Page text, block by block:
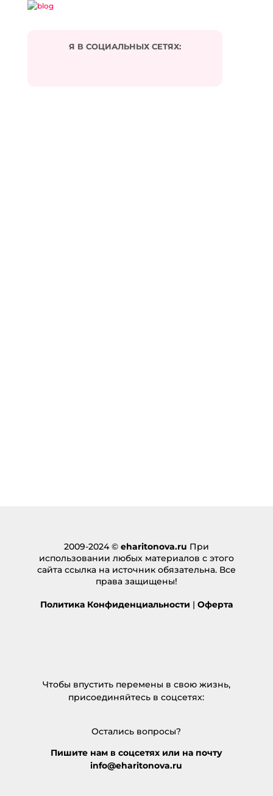
Я В СОЦИАЛЬНЫХ СЕТЯХ:
2009-2024 © eharitonova.ru При
использовании любых материалов с этого
сайта ссылка на источник обязательна. Все
права защищены!
Политика Конфиденциальности | Оферта
Чтобы впустить перемены в свою жизнь,
присоединяйтесь в соцсетях:
Остались вопросы?
Пишите нам в соцсетях или на почту
info@eharitonova.ru